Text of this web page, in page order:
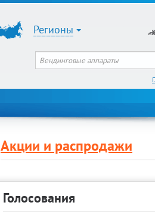
Регионы
Акции и распродажи
Голосования